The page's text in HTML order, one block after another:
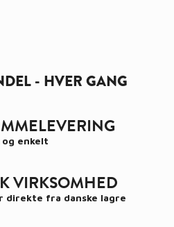
- HVER GANG
enkelt
VIRKSOMHED
direkte fra danske lagre